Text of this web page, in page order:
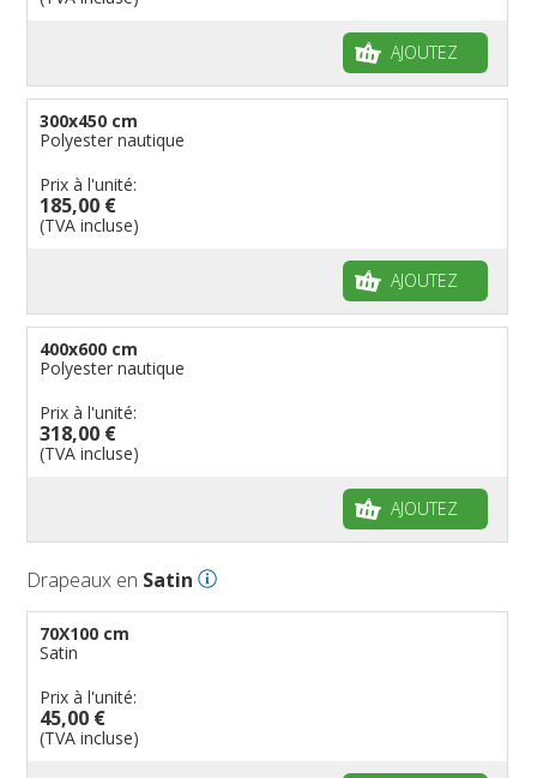
AJOUTEZ
300x450 cm
Polyester nautique
Prix à l'unité:
185,00 €
(TVA incluse)
AJOUTEZ
400x600 cm
Polyester nautique
Prix à l'unité:
318,00 €
(TVA incluse)
AJOUTEZ
Drapeaux en Satin
70X100 cm
Satin
Prix à l'unité:
45,00 €
(TVA incluse)